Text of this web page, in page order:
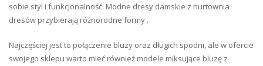
sobie styl i funkcjonalność. Modne dresy damskie z hurtownia
dresów przybierają różnorodne formy .
Najczęściej jest to połączenie bluzy oraz długich spodni, ale w ofercie
swojego sklepu warto mieć również modele miksujące bluzę z